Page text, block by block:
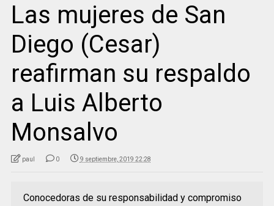
Las mujeres de San
Diego (Cesar)
reafirman su respaldo
a Luis Alberto
Monsalvo
paul 0 9 septiembre, 2019 22:28
Conocedoras de su responsabilidad y compromiso